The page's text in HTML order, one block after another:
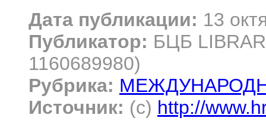
Дата публикации: 13
Публикатор: БЦБ
1160689980)
Рубрика:
Источник: (c) http://